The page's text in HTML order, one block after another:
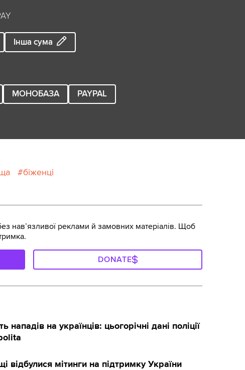
Інша сума
МОНОБАЗА PAYPAL
біженці
навʼязливої реклами й замовних матеріалів. Щоб
DONATE
нападів на українців: цьогорічні дані поліції
мітинги на підтримку України